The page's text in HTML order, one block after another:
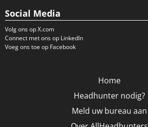
Social Media
Volg ons op X.com
Connect met ons op LinkedIn
Voeg ons toe op Facebook
Home
Headhunter nodig?
Meld uw bureau aan